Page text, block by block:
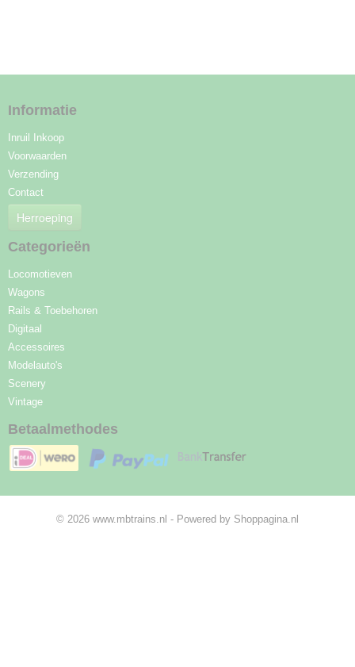
Informatie
Inruil Inkoop
Voorwaarden
Verzending
Contact
Herroeping
Categorieën
Locomotieven
Wagons
Rails & Toebehoren
Digitaal
Accessoires
Modelauto's
Scenery
Vintage
Betaalmethodes
© 2026 www.mbtrains.nl - Powered by Shoppagina.nl